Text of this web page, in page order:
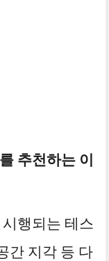
추천하는 이
행되는 테스
간 지각 등 다